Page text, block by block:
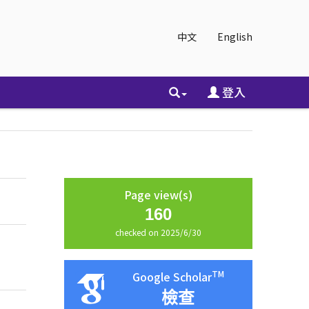
中文 English
登入
Page view(s)
160
checked on 2025/6/30
Google ScholarTM
檢查